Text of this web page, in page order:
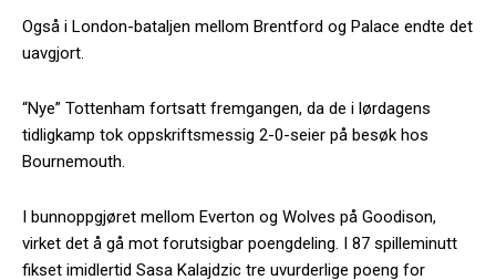
Også i London-bataljen mellom Brentford og Palace endte det
uavgjort.
“Nye” Tottenham fortsatt fremgangen, da de i lørdagens
tidligkamp tok oppskriftsmessig 2-0-seier på besøk hos
Bournemouth.
I bunnoppgjøret mellom Everton og Wolves på Goodison,
virket det å gå mot forutsigbar poengdeling. I 87 spilleminutt
fikset imidlertid Sasa Kalajdzic tre uvurderlige poeng for